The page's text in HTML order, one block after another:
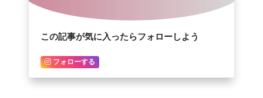
この記事が気に入ったらフォローしよう
フォローする